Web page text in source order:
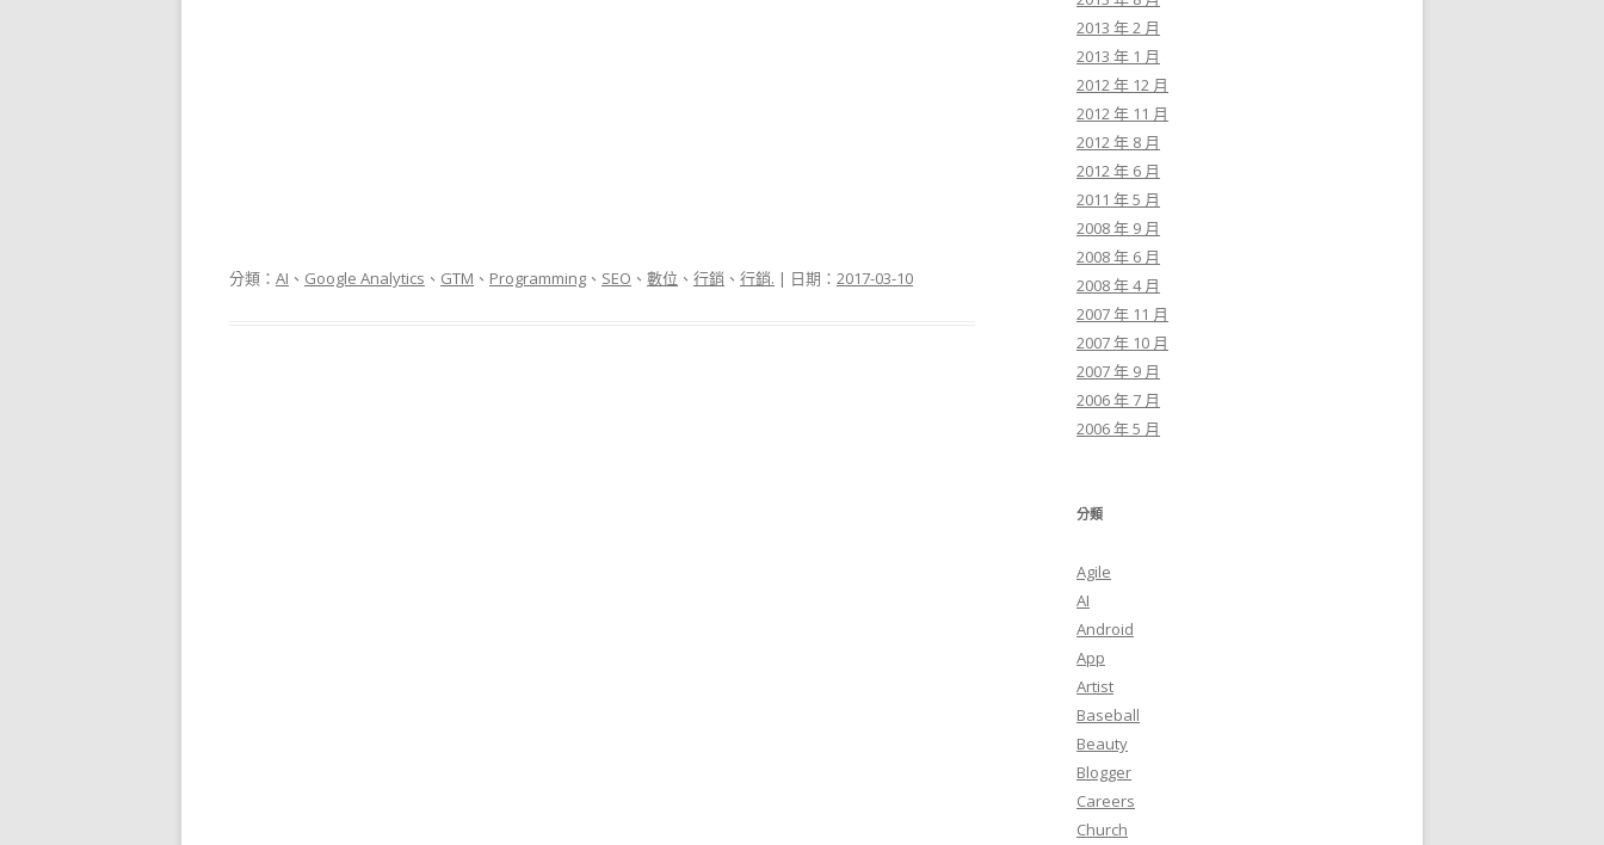
分類： AI 、 Google Analytics 、 GTM 、 Programming 、 SEO 、 數位 、 行銷 、 行銷. | 日期： 2017-03-10
2013 年 2 月
2013 年 1 月
2012 年 12 月
2012 年 11 月
2012 年 8 月
2012 年 6 月
2011 年 5 月
2008 年 9 月
2008 年 6 月
2008 年 4 月
2007 年 11 月
2007 年 10 月
2007 年 9 月
2006 年 7 月
2006 年 5 月
分類
Agile
AI
Android
App
Artist
Baseball
Beauty
Blogger
Careers
Church